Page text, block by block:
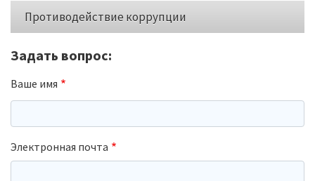
Противодействие коррупции
Задать вопрос:
Ваше имя
Электронная почта